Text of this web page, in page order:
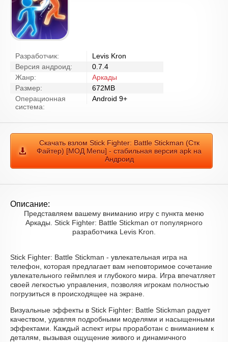
Разработчик:
Levis Kron
Версия андроид:
0.7.4
Жанр:
Аркады
Размер:
672MB
Операционная
система:
Android 9+
Скачать взлом Stick Fighter: Battle Stickman (Стк
Файтер) [МОД Menu] - стабильная версия apk на
Андроид
Описание:
Представляем вашему вниманию игру с пункта меню
Аркады. Stick Fighter: Battle Stickman от популярного
разработчика Levis Kron.
Stick Fighter: Battle Stickman - увлекательная игра на
телефон, которая предлагает вам неповторимое сочетание
увлекательного геймплея и глубокого мира. Игра впечатляет
своей легкостью управления, позволяя игрокам полностью
погрузиться в происходящее на экране.
Визуальные эффекты в Stick Fighter: Battle Stickman радует
качеством, удивляя подробными моделями и насыщенными
эффектами. Каждый аспект игры проработан с вниманием к
деталям, вызывая ощущение живого и динамичного